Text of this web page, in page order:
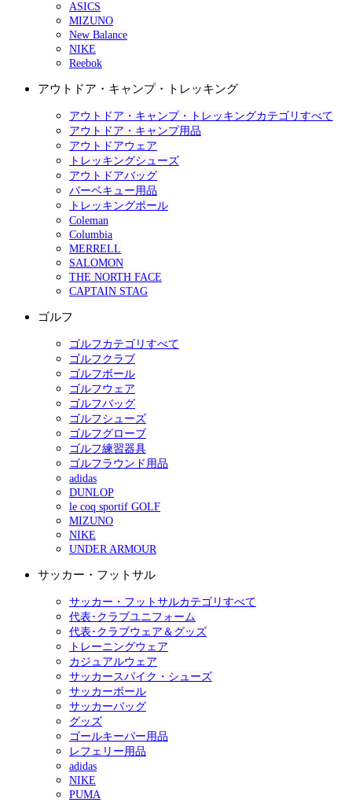
ASICS
MIZUNO
New Balance
NIKE
Reebok
アウトドア・キャンプ・トレッキング
アウトドア・キャンプ・トレッキングカテゴリすべて
アウトドア・キャンプ用品
アウトドアウェア
トレッキングシューズ
アウトドアバッグ
バーベキュー用品
トレッキングポール
Coleman
Columbia
MERRELL
SALOMON
THE NORTH FACE
CAPTAIN STAG
ゴルフ
ゴルフカテゴリすべて
ゴルフクラブ
ゴルフボール
ゴルフウェア
ゴルフバッグ
ゴルフシューズ
ゴルフグローブ
ゴルフ練習器具
ゴルフラウンド用品
adidas
DUNLOP
le coq sportif GOLF
MIZUNO
NIKE
UNDER ARMOUR
サッカー・フットサル
サッカー・フットサルカテゴリすべて
代表･クラブユニフォーム
代表･クラブウェア＆グッズ
トレーニングウェア
カジュアルウェア
サッカースパイク・シューズ
サッカーボール
サッカーバッグ
グッズ
ゴールキーパー用品
レフェリー用品
adidas
NIKE
PUMA